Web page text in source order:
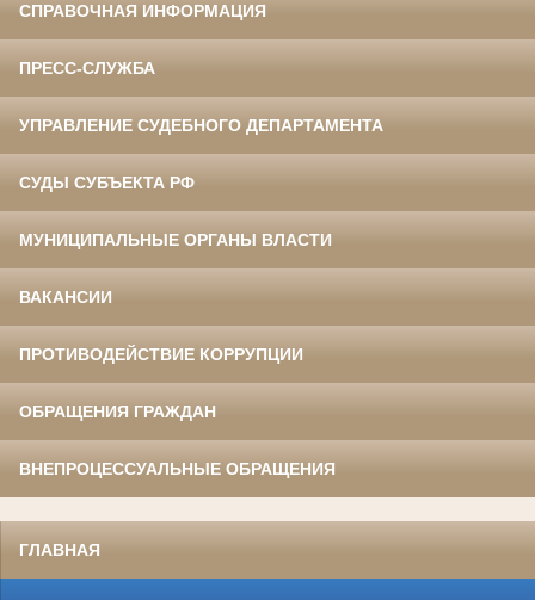
СПРАВОЧНАЯ ИНФОРМАЦИЯ
ПРЕСС-СЛУЖБА
УПРАВЛЕНИЕ СУДЕБНОГО ДЕПАРТАМЕНТА
СУДЫ СУБЪЕКТА РФ
МУНИЦИПАЛЬНЫЕ ОРГАНЫ ВЛАСТИ
ВАКАНСИИ
ПРОТИВОДЕЙСТВИЕ КОРРУПЦИИ
ОБРАЩЕНИЯ ГРАЖДАН
ВНЕПРОЦЕССУАЛЬНЫЕ ОБРАЩЕНИЯ
ГЛАВНАЯ